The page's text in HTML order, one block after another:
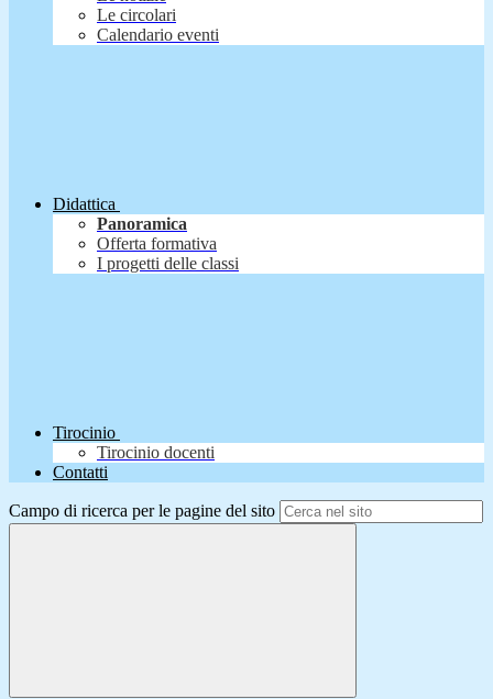
Le circolari
Calendario eventi
Didattica
Panoramica
Offerta formativa
I progetti delle classi
Tirocinio
Tirocinio docenti
Contatti
Campo di ricerca per le pagine del sito